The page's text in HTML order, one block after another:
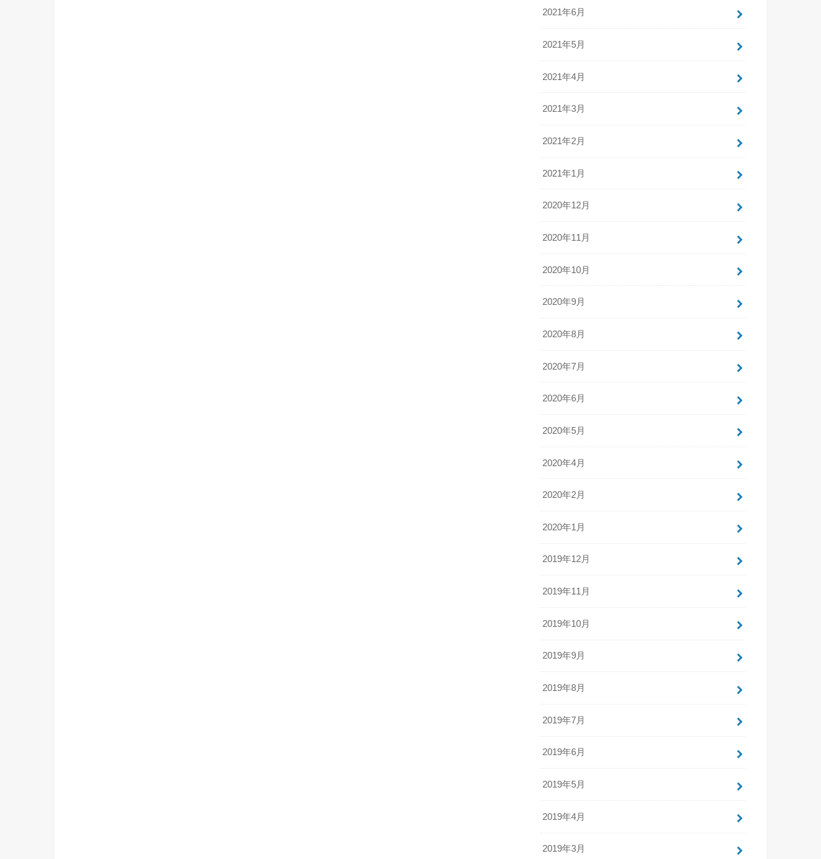
2021年6月
2021年5月
2021年4月
2021年3月
2021年2月
2021年1月
2020年12月
2020年11月
2020年10月
2020年9月
2020年8月
2020年7月
2020年6月
2020年5月
2020年4月
2020年2月
2020年1月
2019年12月
2019年11月
2019年10月
2019年9月
2019年8月
2019年7月
2019年6月
2019年5月
2019年4月
2019年3月